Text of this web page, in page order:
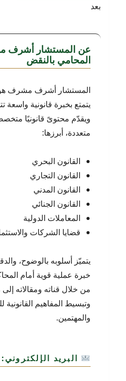
بعد
عن المستشار أشرف
المحامي بالنقض
المستشار أشرف مشرف
ويقدّم محتوىً قانونيًا
متعددة، أبرزها:
القانون البحري
القانون التجاري
القانون المدني
القانون الجنائي
المعاملات الدولية
قضايا الشركات
يتميّز أسلوبه بالوضوح،
خبرة عملية قوية أمام
من خلال قناته ومقالاته
وتبسيط المفاهيم
والمهتمين.
البريد الإلكتروني: